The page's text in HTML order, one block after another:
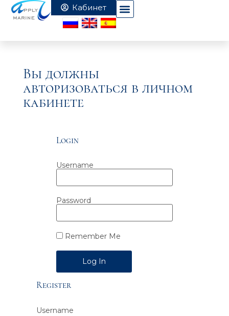
Вы должны
авторизоваться в личном
кабинете
Login
Username
Password
Remember Me
Alternative:
Register
Username